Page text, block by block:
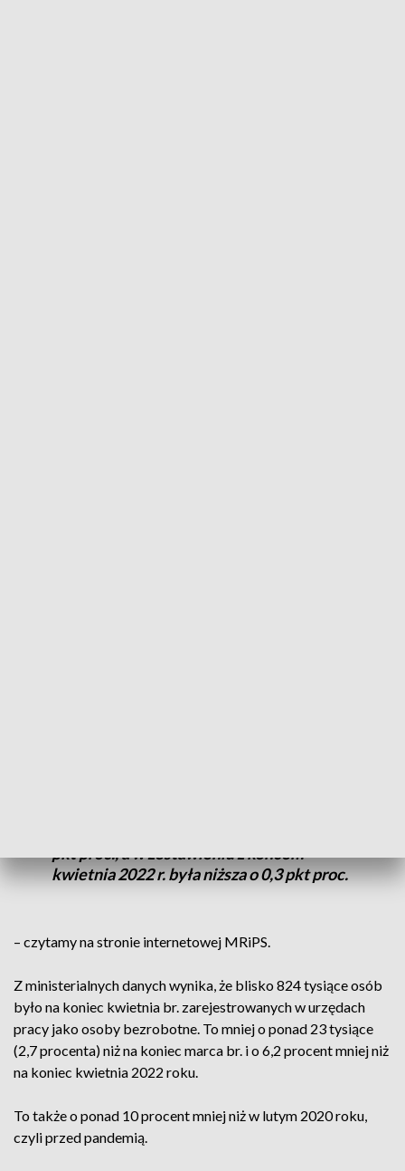
pkt proc., a w zestawieniu z końcem
kwietnia 2022 r. była niższa o 0,3 pkt proc.
– czytamy na stronie internetowej MRiPS.
Z ministerialnych danych wynika, że blisko 824 tysiące osób
było na koniec kwietnia br. zarejestrowanych w urzędach
pracy jako osoby bezrobotne. To mniej o ponad 23 tysiące
(2,7 procenta) niż na koniec marca br. i o 6,2 procent mniej niż
na koniec kwietnia 2022 roku.
To także o ponad 10 procent mniej niż w lutym 2020 roku,
czyli przed pandemią.